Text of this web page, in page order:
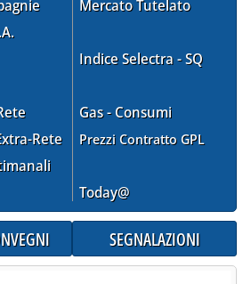
Rete
Mercato Tutelato
Indice Selectra - SQ
Gas - Consumi
Prezzi Contratto GPL
Today@
SEGNALAZIONI